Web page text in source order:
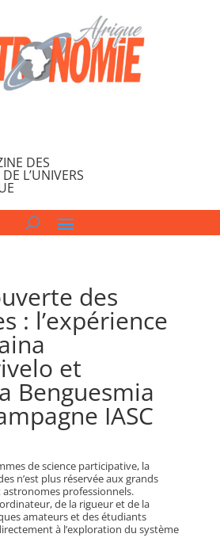
DES
L’UNIVERS
des
: l’expérience
et
Benguesmia
IASC
de science participative, la
n’est plus réservée aux grands
professionnels.
de la rigueur et de la
amateurs et des étudiants
à l’exploration du système